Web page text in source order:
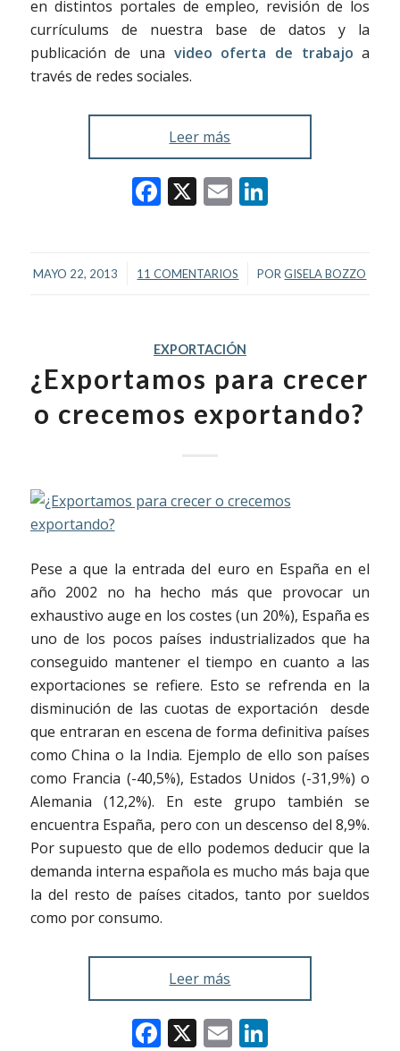
en distintos portales de empleo, revisión de los
currículums de nuestra base de datos y la
publicación de una video oferta de trabajo a
través de redes sociales.
Leer más
Facebook
X EmailLinkedIn
MAYO 22, 2013
/ 11 COMENTARIOS
/ PORGISELA BOZZO
EXPORTACIÓN
¿Exportamos para crecer
o crecemos exportando?
Pese a que la entrada del euro en España en el
año 2002 no ha hecho más que provocar un
exhaustivo auge en los costes (un 20%), España es
uno de los pocos países industrializados que ha
conseguido mantener el tiempo en cuanto a las
exportaciones se refiere. Esto se refrenda en la
disminución de las cuotas de exportación desde
que entraran en escena de forma definitiva países
como China o la India. Ejemplo de ello son países
como Francia (-40,5%), Estados Unidos (-31,9%) o
Alemania (12,2%). En este grupo también se
encuentra España, pero con un descenso del 8,9%.
Por supuesto que de ello podemos deducir que la
demanda interna española es mucho más baja que
la del resto de países citados, tanto por sueldos
como por consumo.
Leer más
Facebook
X EmailLinkedIn